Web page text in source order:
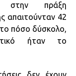
στην πράξη
απαιτούνταν 42
το πόσο δύσκολο,
ήταν το